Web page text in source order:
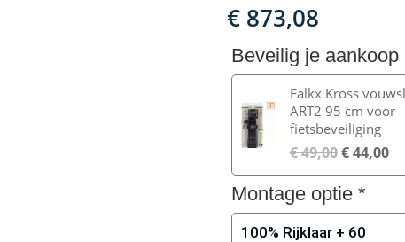
€873,08
Beveilig je aankoop
Falkx Kross
ART2 95 cm voor
fietsbeveiliging
€49,00 €44,00
Montage optie *
100% Rijklaar + 60